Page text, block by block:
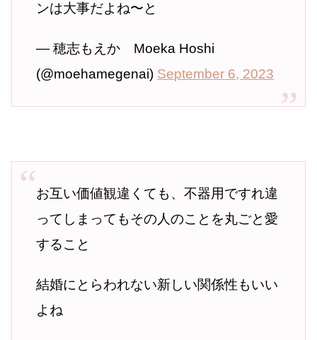
ンは大事だよね〜と
— 穂志もえか Moeka Hoshi
(@moehamegenai) September 6, 2023
お互い価値観違くても、不器用ですれ違
ってしまってもその人のことを丸ごと愛
すること
結婚にとらわれない新しい関係性もいい
よね